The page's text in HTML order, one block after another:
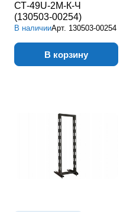
СТ-49U-2М-К-Ч
(130503-00254)
В наличииАрт. 130503-00254
В корзину